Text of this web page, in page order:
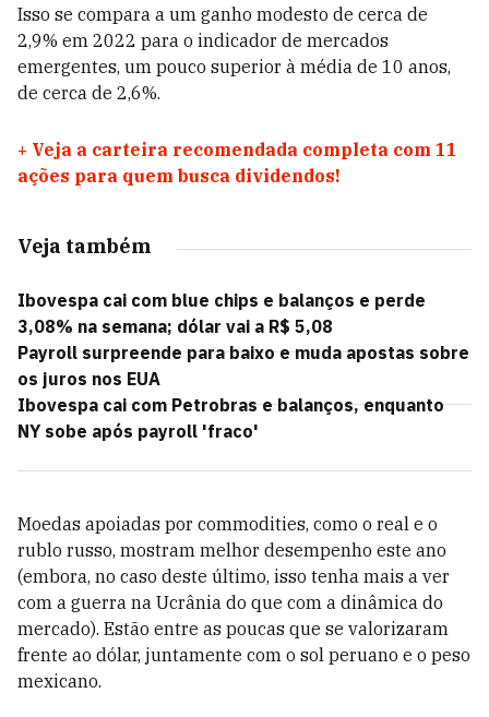
Isso se compara a um ganho modesto de cerca de
2,9% em 2022 para o indicador de mercados
emergentes, um pouco superior à média de 10 anos,
de cerca de 2,6%.
+ Veja a carteira recomendada completa com 11
ações para quem busca dividendos!
Veja também
Ibovespa cai com blue chips e balanços e perde
3,08% na semana; dólar vai a R$ 5,08
Payroll surpreende para baixo e muda apostas sobre
os juros nos EUA
Ibovespa cai com Petrobras e balanços, enquanto
NY sobe após payroll 'fraco'
Moedas apoiadas por commodities, como o real e o
rublo russo, mostram melhor desempenho este ano
(embora, no caso deste último, isso tenha mais a ver
com a guerra na Ucrânia do que com a dinâmica do
mercado). Estão entre as poucas que se valorizaram
frente ao dólar, juntamente com o sol peruano e o peso
mexicano.